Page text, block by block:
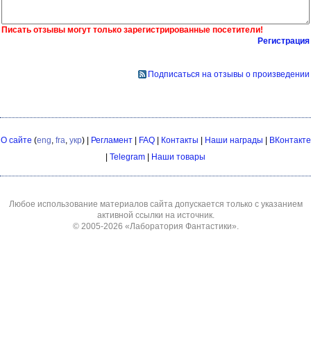
Писать отзывы могут только зарегистрированные посетители!
Регистрация
Подписаться на отзывы о произведении
О сайте (eng, fra, укр) | Регламент| FAQ| Контакты Наши награды
ВКонтакте
Telegram Наши товары
Любое использование материалов сайта допускается только с указанием
активной ссылки на источник.
© 2005-2026 «Лаборатория Фантастики».